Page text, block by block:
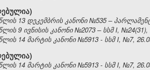
13 დეკემბრის კანონი №535 –
9 ივნისის კანონი №2073 – სსმ I, №24(31),
14 მარტის კანონი №5913 - სსმ I, №7,
14 მარტის კანონი №5913 - სსმ I, №7,